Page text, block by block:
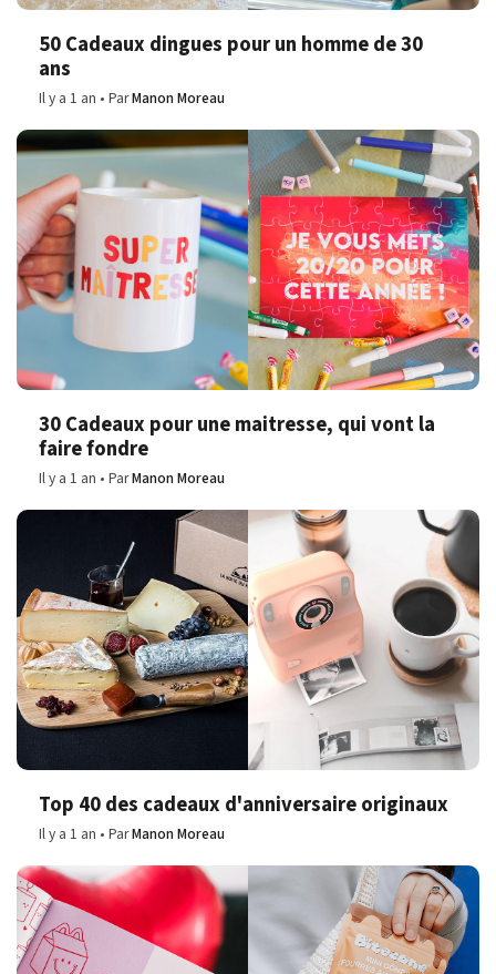
50 Cadeaux dingues pour un homme de 30
ans
Il y a 1 an ParManon Moreau
30 Cadeaux pour une maitresse, qui vont la
faire fondre
Il y a 1 an ParManon Moreau
Top 40 des cadeaux d'anniversaire originaux
Il y a 1 an ParManon Moreau